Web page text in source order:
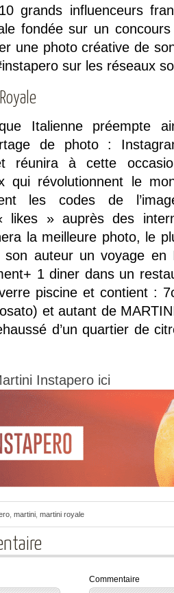
grands influenceurs
fondée sur un
une photo créative de
sur les réseaux
Italienne préempte
de photo :
réunira à cette
qui révolutionnent le
les codes de
likes » auprès des
la meilleure photo, le
auteur un voyage en
1 diner dans un
piscine et contient :
et autant de
d’un quartier de
Instapero ici
martini martini royale
Commentaire